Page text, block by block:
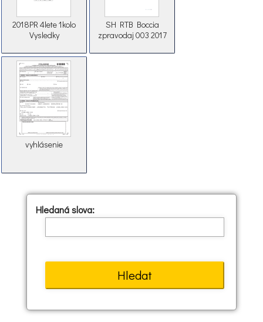
2018PR 4lete 1kolo
Vysledky
SH RTB Boccia
zpravodaj 003 2017
vyhlásenie
Hledaná slova: